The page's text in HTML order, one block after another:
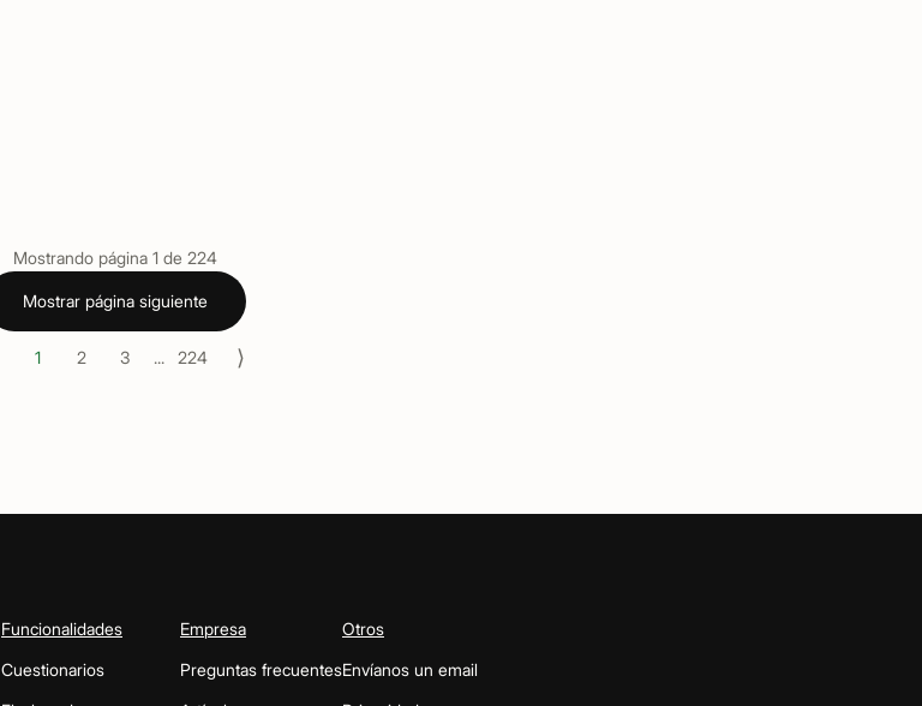
Mostrando página 1 de 224
Mostrar página siguiente
1 2 3 ... 224 ⟩
Funcionalidades
Cuestionarios
Empresa
Preguntas frecuentes
Otros
Envíanos un email